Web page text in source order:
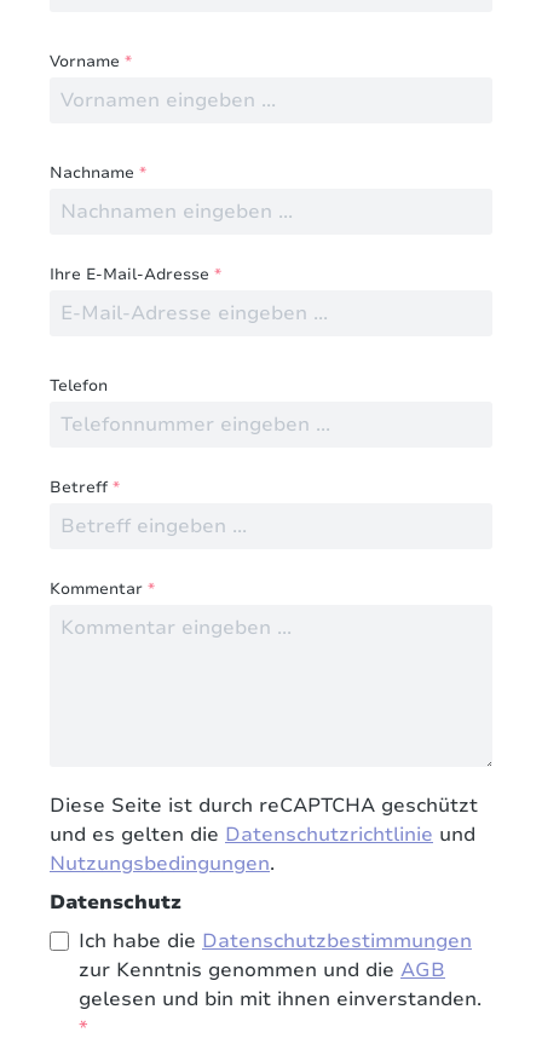
Vorname *
Nachname *
Ihre E-Mail-Adresse *
Telefon
Betreff*
Kommentar *
Diese Seite ist durch reCAPTCHA geschützt
und es gelten die Datenschutzrichtlinie und
Nutzungsbedingungen.
Datenschutz
Ich habe die Datenschutzbestimmungen
zur Kenntnis genommen und die AGB
gelesen und bin mit ihnen einverstanden.
*